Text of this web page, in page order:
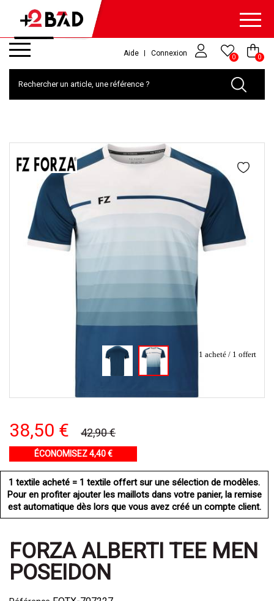
Aide Connexion 0 0
1 acheté / 1 offert
38,50 € 42,90 €
ÉCONOMISEZ 4,40 €
1 textile acheté = 1 textile offert sur une sélection de modèles.
Pour en profiter ajouter les maillots dans votre panier, la remise
est automatique dès lors que vous avez créé un compte client.
FORZA ALBERTI TEE MEN
POSEIDON